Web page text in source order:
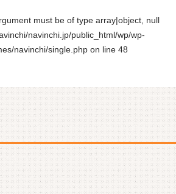
must be of type array|object, null
navinchi.jp/public_html/wp/wp-
navinchi/single.phpon line 48